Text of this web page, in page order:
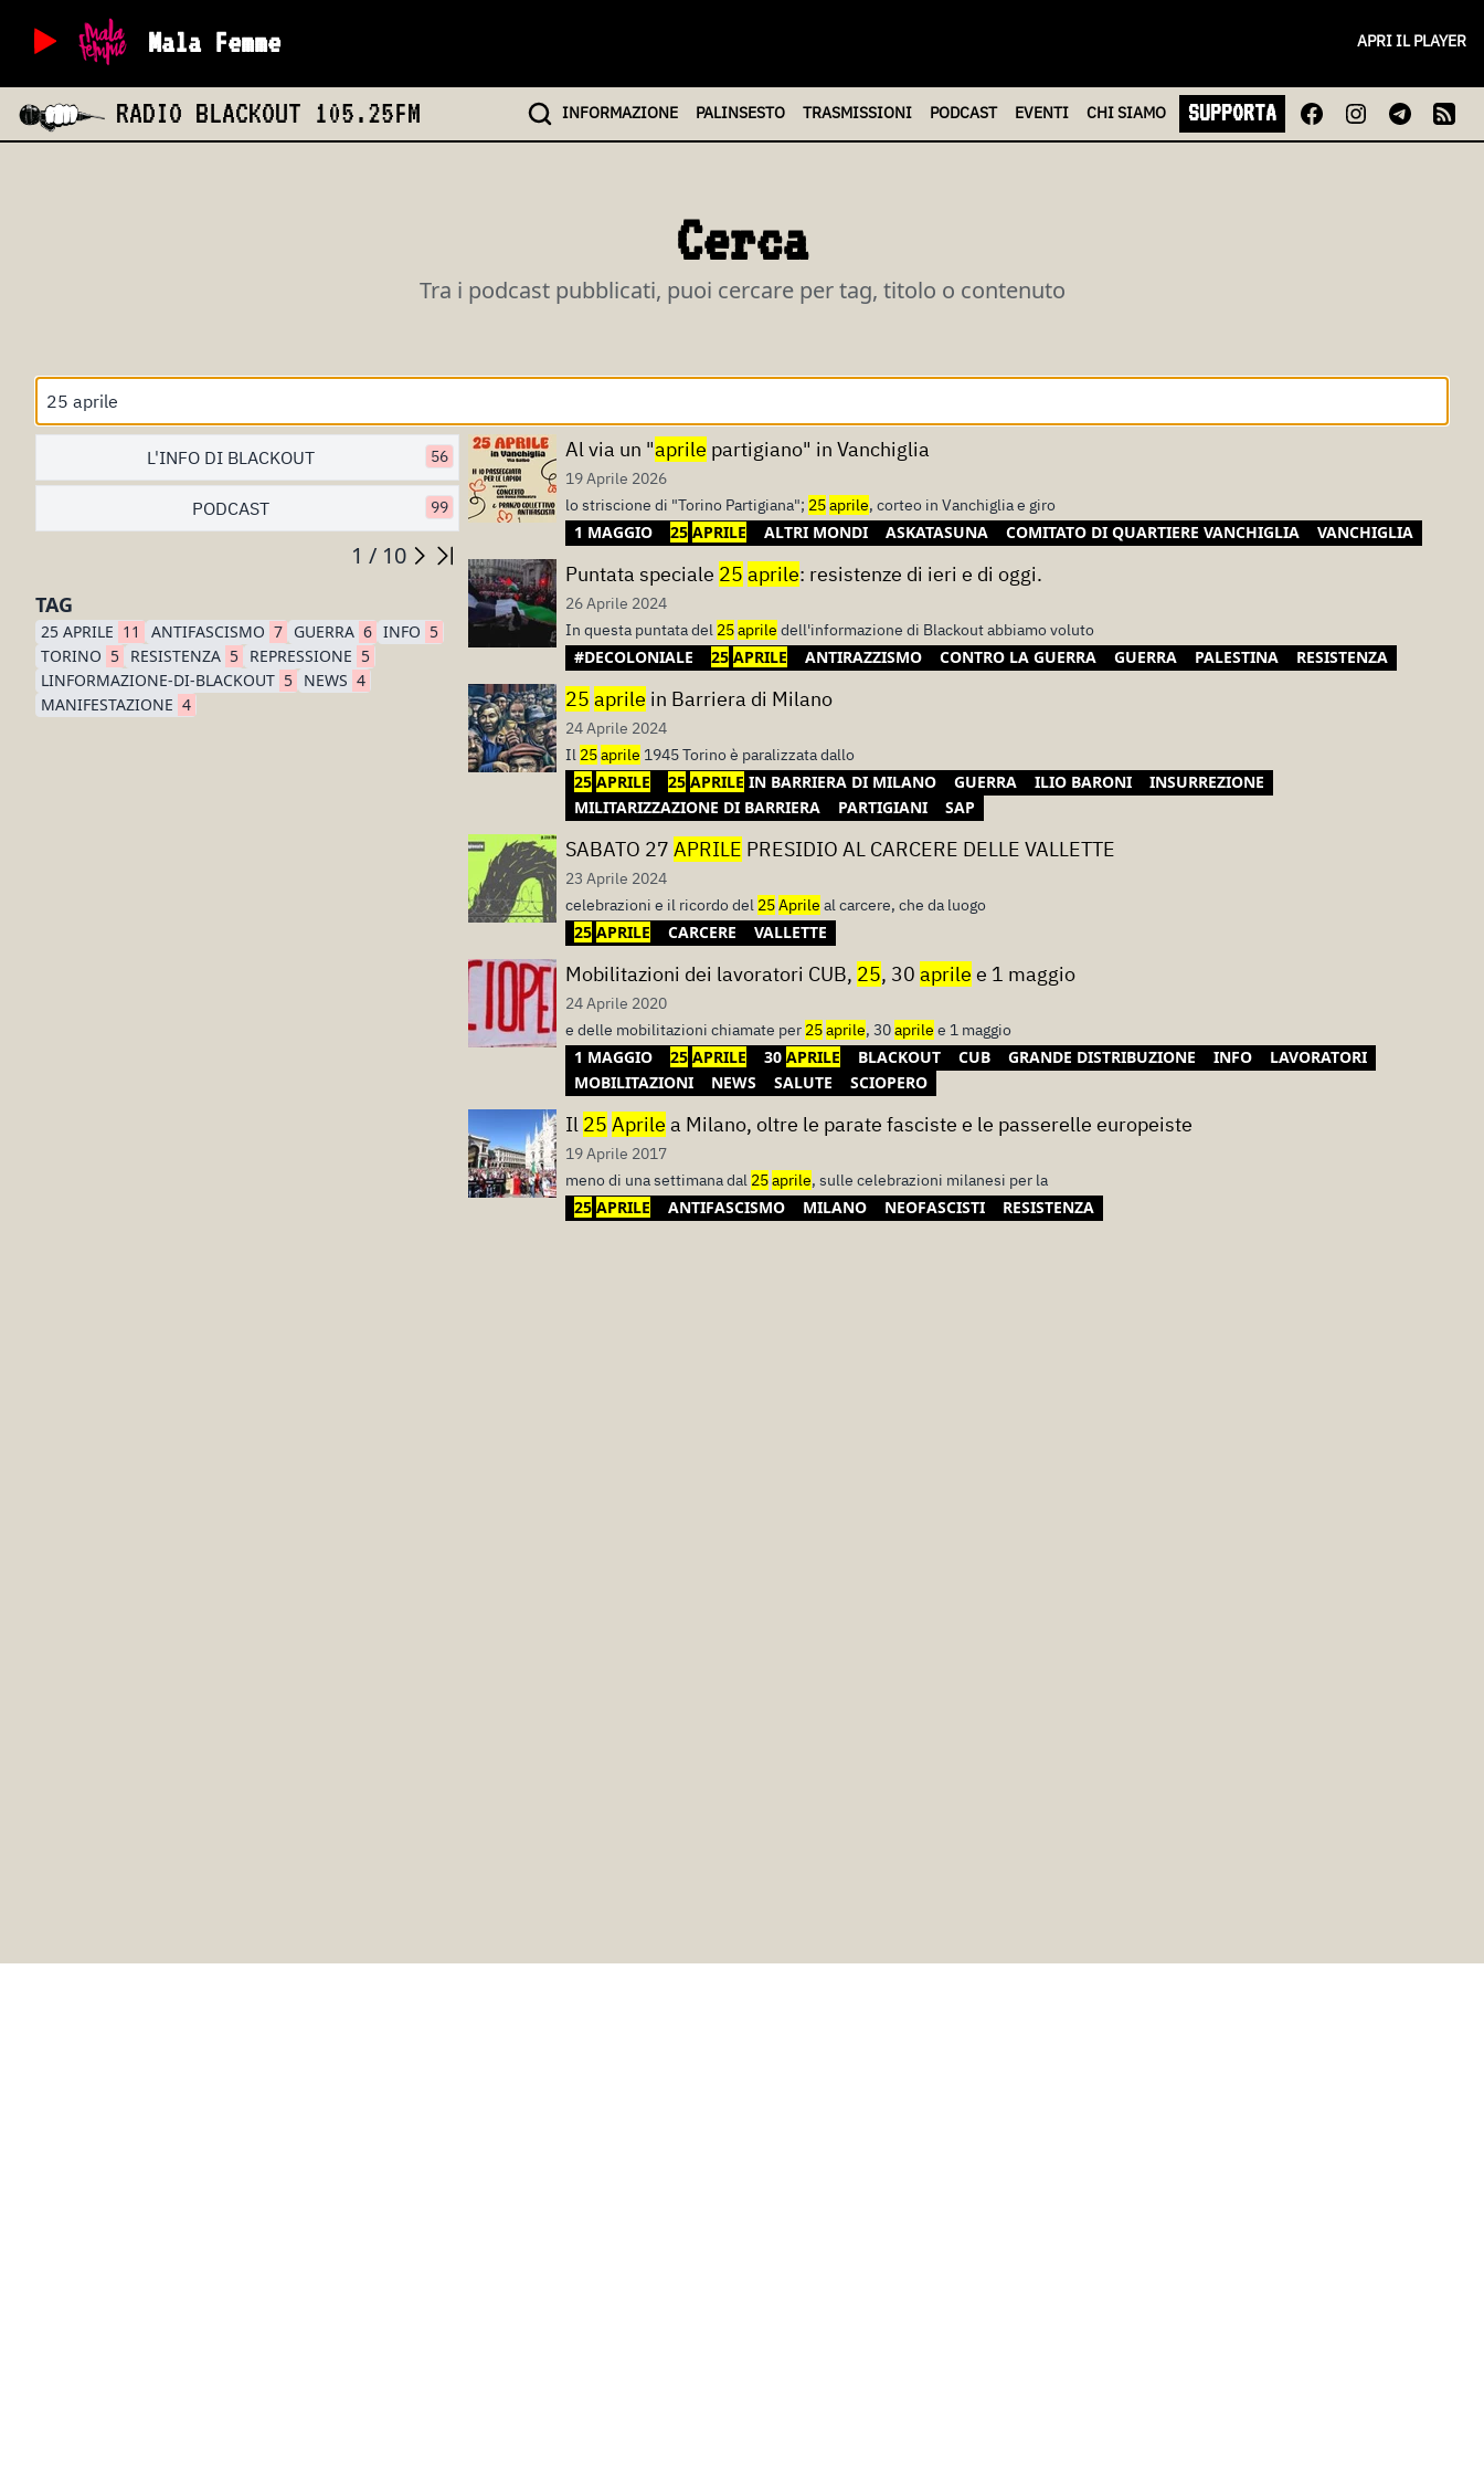
Mala Femme APRI IL PLAYER
RADIO BLACKOUT 105.25FM INFORMAZIONE PALINSESTO TRASMISSIONI PODCAST EVENTI CHISIAMO SUPPORTA
Cerca
Tra i podcast pubblicati, puoi cercare per tag, titolo o contenuto
L'INFO DI BLACKOUT 56
PODCAST 99
1 / 10
TAG
25 APRILE 11 ANTIFASCISMO 7 GUERRA 6 INFO 5
TORINO 5 RESISTENZA 5 REPRESSIONE 5
LINFORMAZIONE-DI-BLACKOUT 5 NEWS 4
MANIFESTAZIONE 4
Al via un "aprile partigiano" in Vanchiglia
19 Aprile 2026
lo striscione di "Torino Partigiana"; 25aprile, corteo in Vanchiglia e giro
1 MAGGIO 25 APRILE ALTRI MONDI ASKATASUNA COMITATO DI QUARTIERE VANCHIGLIA VANCHIGLIA
Puntata speciale 25 aprile: resistenze di ieri e di oggi.
26 Aprile 2024
In questa puntata del 25aprile dell'informazione di Blackout abbiamo voluto
#DECOLONIALE 25 APRILE ANTIRAZZISMO CONTRO LA GUERRA GUERRA PALESTINA RESISTENZA
25 aprile in Barriera di Milano
24 Aprile 2024
Il 25aprile 1945 Torino è paralizzata dallo
25 APRILE 25 APRILE IN BARRIERA DI MILANO GUERRA ILIO BARONI
INSURREZIONE
MILITARIZZAZIONE DI BARRIERA
PARTIGIANI SAP
SABATO 27 APRILE PRESIDIO AL CARCERE DELLE VALLETTE
23 Aprile 2024
celebrazioni e il ricordo del 25Aprile al carcere, che da luogo
25 APRILE CARCERE VALLETTE
Mobilitazioni dei lavoratori CUB, 25, 30 aprile e 1 maggio
24 Aprile 2020
e delle mobilitazioni chiamate per 25aprile, 30aprile e 1 maggio
1 MAGGIO 25 APRILE 30 APRILE BLACKOUT CUB GRANDE DISTRIBUZIONE INFO
LAVORATORI
MOBILITAZIONI
NEWS SALUTE SCIOPERO
Il 25 Aprile a Milano, oltre le parate fasciste e le passerelle europeiste
19 Aprile 2017
meno di una settimana dal 25aprile, sulle celebrazioni milanesi per la
25 APRILE ANTIFASCISMO MILANO NEOFASCISTI RESISTENZA